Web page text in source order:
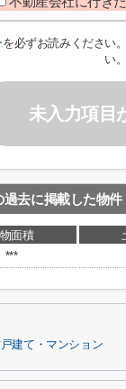
を必ずお読みください
い。
未入力項目
過去に掲載した物件
面積
***
建て・マンション